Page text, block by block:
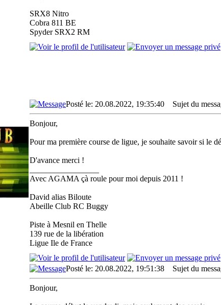
SRX8 Nitro
Cobra 811 BE
Spyder SRX2 RM
Posté le: 20.08.2022, 19:35:40 Sujet du
Bonjour,
Pour ma première course de ligue, je souhaite savoir si le
D'avance merci !
Avec AGAMA çà roule pour moi depuis 2011 !
David alias Biloute
Abeille Club RC Buggy
Piste à Mesnil en Thelle
139 rue de la libération
Ligue Ile de France
Posté le: 20.08.2022, 19:51:38 Sujet du
Bonjour,